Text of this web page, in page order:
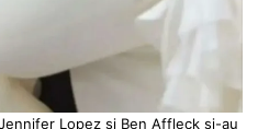
Lopez și Ben Affleck și-au